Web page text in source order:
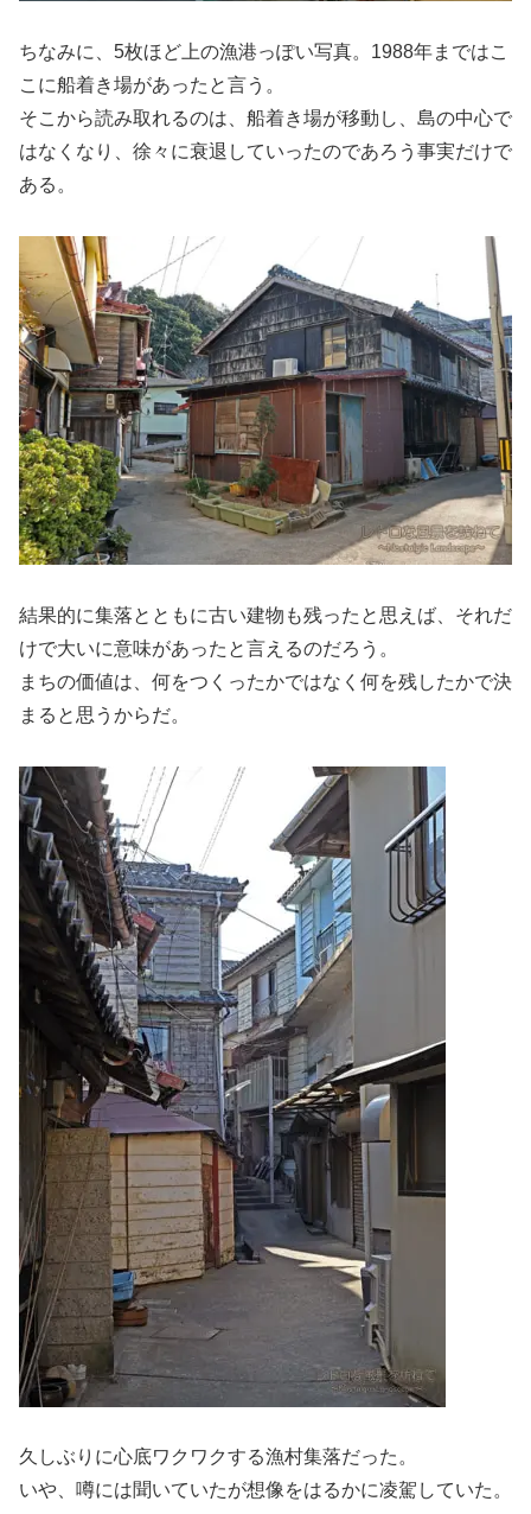
ちなみに、5枚ほど上の漁港っぽい写真。1988年まではこ
こに船着き場があったと言う。
そこから読み取れるのは、船着き場が移動し、島の中心で
はなくなり、徐々に衰退していったのであろう事実だけで
ある。
結果的に集落とともに古い建物も残ったと思えば、それだ
けで大いに意味があったと言えるのだろう。
まちの価値は、何をつくったかではなく何を残したかで決
まると思うからだ。
久しぶりに心底ワクワクする漁村集落だった。
いや、噂には聞いていたが想像をはるかに凌駕していた。